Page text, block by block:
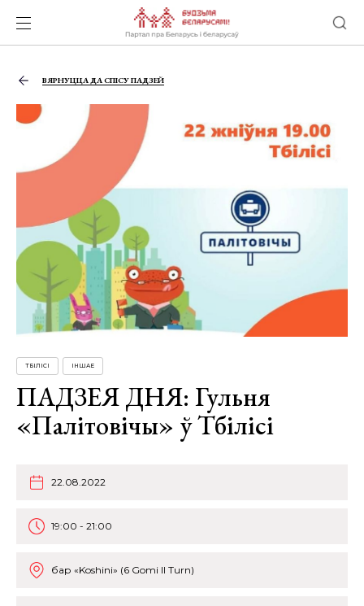
ВЯРНУЦЦА ДА СПІСУ ПАДЗЕЙ
ТБІЛІСІ ІНШАЕ
ПАДЗЕЯ ДНЯ: Гульня
«Палітовічы» ў Тбілісі
22.08.2022
19:00 - 21:00
бар «Koshini» (6 Gomi II Turn)